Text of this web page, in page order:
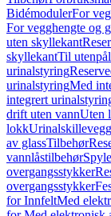
BidémodulerFor
For vegghengte og
uten skyllekant
skyllekantTil
urinalstyring
urinalstyringMed
integrert
drift uten vannUten
lokk
av glassTilbehør
vannlåstilbehør
overgangsstykker
overgangsstykker
for InnfeltMed